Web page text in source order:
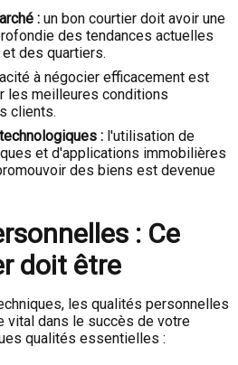
: un bon courtier doit avoir une
des tendances actuelles
des quartiers.
à négocier efficacement est
les meilleures conditions
clients.
: l'utilisation de
et d'applications immobilières
des biens est devenue
: Ce
doit être
les qualités personnelles
vital dans le succès de votre
qualités essentielles :